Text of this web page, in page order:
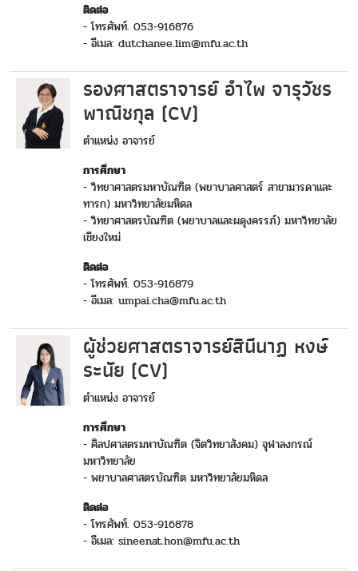
ติดต่อ
- โทรศัพท์. 053-916876
- อีเมล: dutchanee.lim@mfu.ac.th
รองศาสตราจารย์ อำไพ จารุวัชร
พาณิชกุล (CV)
ตำแหน่ง อาจารย์
การศึกษา
- วิทยาศาสตรมหาบัณฑิต (พยาบาลศาสตร์ สาขามารดาและ
ทารก) มหาวิทยาลัยมหิดล
- วิทยาศาสตรบัณฑิต (พยาบาลและผดุงครรภ์) มหาวิทยาลัย
เชียงใหม่
ติดต่อ
- โทรศัพท์. 053-916879
- อีเมล: umpai.cha@mfu.ac.th
ผู้ช่วยศาสตราจารย์สินีนาฏ หงษ์
ระนัย (CV)
ตำแหน่ง อาจารย์
การศึกษา
- ศิลปศาสตรมหาบัณฑิต (จิตวิทยาสังคม) จุฬาลงกรณ์
มหาวิทยาลัย
- พยาบาลศาสตรบัณฑิต มหาวิทยาลัยมหิดล
ติดต่อ
- โทรศัพท์. 053-916878
- อีเมล: sineenat.hon@mfu.ac.th